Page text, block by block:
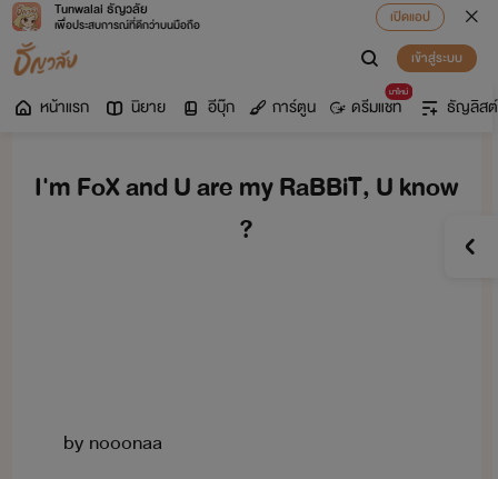
Tunwalai ธัญวลัย
เพื่อประสบการณ์ที่ดีกว่าบนมือถือ
เปิดแอป
เข้าสู่ระบบ
หน้าแรก นิยาย อีบุ๊ก การ์ตูน
มาใหม่
ดรีมแชท ธัญลิสต์
I'm FoX and U are my RaBBiT, U know
?
by​ ​nooonaa